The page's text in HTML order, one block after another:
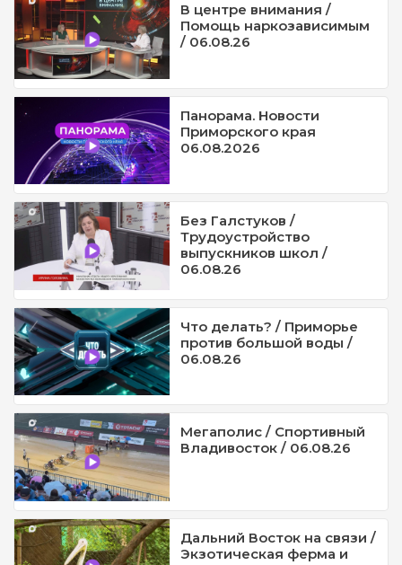
В центре внимания /
Помощь наркозависимым
/ 06.08.26
Панорама. Новости
Приморского края
06.08.2026
Без Галстуков /
Трудоустройство
выпускников школ /
06.08.26
Что делать? / Приморье
против большой воды /
06.08.26
Мегаполис / Спортивный
Владивосток / 06.08.26
Дальний Восток на связи /
Экзотическая ферма и